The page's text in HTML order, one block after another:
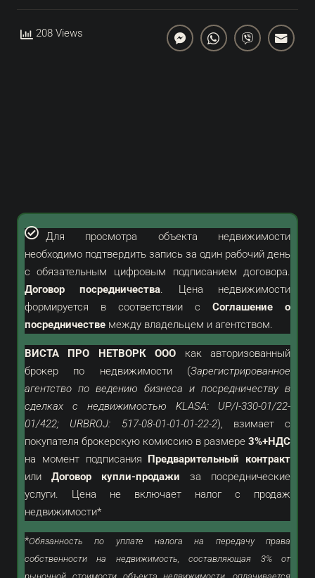
208 Views
Для просмотра объекта недвижимости
необходимо подтвердить запись за один рабочий день
с обязательным цифровым подписанием договора.
Договор посредничества. Цена недвижимости
формируется в соответствии сСоглашение о
посредничествемежду владельцем и агентством.
ВИСТА ПРО НЕТВОРК ООО какавторизованный
брокер по недвижимости (Зарегистрированное
агентство по ведению бизнеса и посредничеству в
сделках с недвижимостью KLASA: UP/I-330-01/22-
01/422; URBROJ: 517-08-01-01-01-22-2), взимает с
покупателя брокерскую комиссию в размере3%+НДС
на момент подписания Предварительный контракт
или Договор купли-продажи за посреднические
услуги. Цена не включает налог с продаж
недвижимости*
*Обязанность по уплате налога на передачу права
собственности на недвижимость, составляющая 3% от